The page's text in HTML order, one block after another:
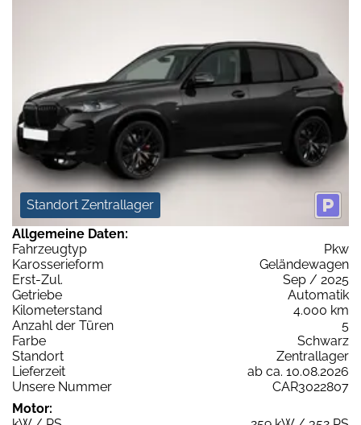
Standort Zentrallager
Allgemeine Daten:
Fahrzeugtyp
Pkw
Karosserieform
Geländewagen
Erst-Zul.
Sep / 2025
Getriebe
Automatik
Kilometerstand
4.000 km
Anzahl der Türen
5
Farbe
Schwarz
Standort
Zentrallager
Lieferzeit
ab ca. 10.08.2026
Unsere Nummer
CAR3022807
Motor: